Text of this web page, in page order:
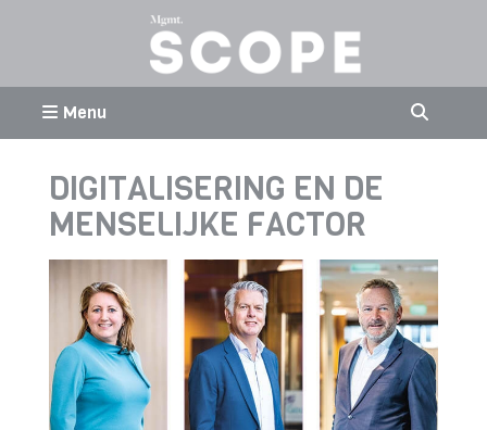
Menu
DIGITALISERING EN DE
MENSELIJKE FACTOR